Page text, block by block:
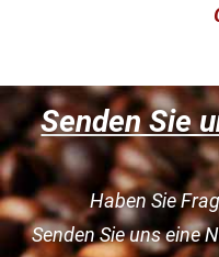
Senden Sie
Haben Sie
Senden Sie uns eine